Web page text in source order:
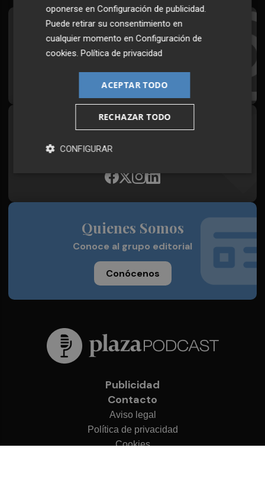
Suscríbete al Boletín
Todos los días a primera hora en tu email
Síguenos en redes
Plaza Podcast, desde cualquier medio
Quienes Somos
Conoce al grupo editorial
Conócenos
Publicidad
Contacto
Aviso legal
Política de privacidad
Cookies
oponerse enConfiguración de publicidad.
Puede retirar su consentimiento en
cualquier momento enConfiguración de
cookies.Política de privacidad
ACEPTAR TODO
RECHAZAR TODO
CONFIGURAR